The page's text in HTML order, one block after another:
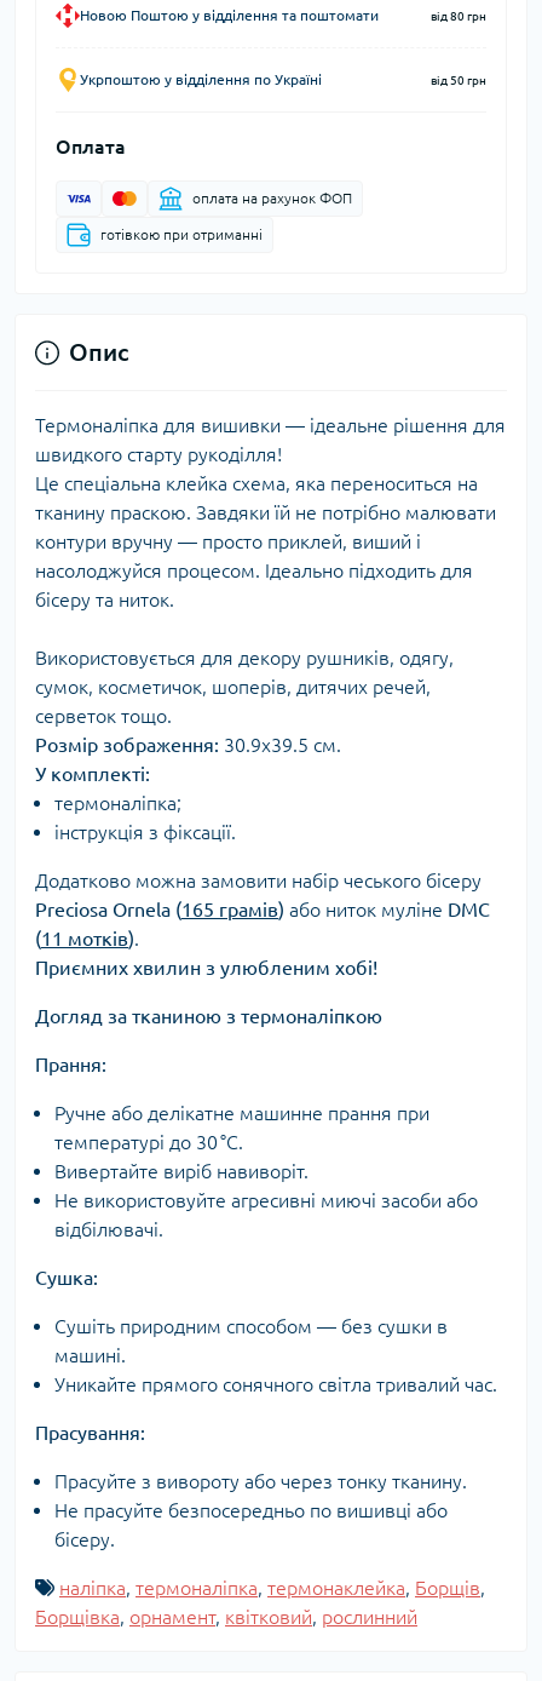
Новою Поштою у відділення та поштомати від 80 грн
Укрпоштою у відділення по Україні від 50 грн
Оплата
оплата на рахунок ФОП
готівкою при отриманні
Опис
Термоналіпка для вишивки — ідеальне рішення для
швидкого старту рукоділля!
Це спеціальна клейка схема, яка переноситься на
тканину праскою. Завдяки їй не потрібно малювати
контури вручну — просто приклей, виший і
насолоджуйся процесом. Ідеально підходить для
бісеру та ниток.
Використовується для декору рушників, одягу,
сумок, косметичок, шоперів, дитячих речей,
серветок тощо.
Розмір зображення: 30.9х39.5 см.
У комплекті:
термоналіпка;
інструкція з фіксації.
Додатково можна замовити набір чеського бісеру
Preciosa Ornela (165 грамів) або ниток муліне DMC
(11 мотків).
Приємних хвилин з улюбленим хобі!
Догляд за тканиною з термоналіпкою
Прання:
Ручне або делікатне машинне прання при
температурі до 30 °C.
Вивертайте виріб навиворіт.
Не використовуйте агресивні миючі засоби або
відбілювачі.
Сушка:
Сушіть природним способом — без сушки в
машині.
Уникайте прямого сонячного світла тривалий час.
Прасування:
Прасуйте з вивороту або через тонку тканину.
Не прасуйте безпосередньо по вишивці або
бісеру.
наліпка, термоналіпка, термонаклейка, Борщів,
Борщівка, орнамент, квітковий, рослинний